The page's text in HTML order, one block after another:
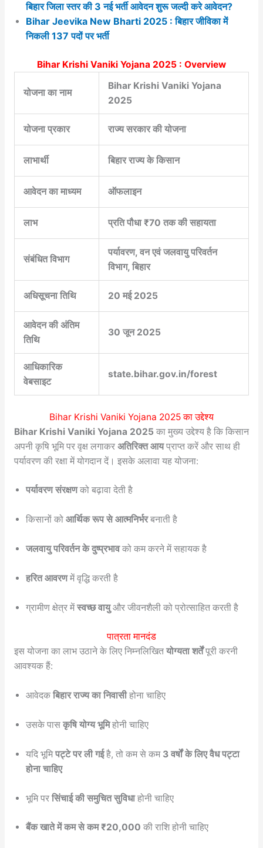
बिहार जिला स्तर की 3 नई भर्ती आवेदन शुरू जल्दी करे आवेदन?
Bihar Jeevika New Bharti 2025 : बिहार जीविका में
निकली 137 पदों पर भर्ती
Bihar Krishi Vaniki Yojana 2025 : Overview
योजना का नाम
Bihar Krishi Vaniki Yojana
2025
योजना प्रकार राज्य सरकार की योजना
लाभार्थी बिहार राज्य के किसान
आवेदन का माध्यम ऑफलाइन
लाभ प्रति पौधा ₹70 तक की सहायता
संबंधित विभाग
पर्यावरण, वन एवं जलवायु परिवर्तन
विभाग, बिहार
अधिसूचना तिथि 20 मई 2025
आवेदन की अंतिम
तिथि
30 जून 2025
आधिकारिक
वेबसाइट
state.bihar.gov.in/forest
Bihar Krishi Vaniki Yojana 2025 का उद्देश्य
Bihar Krishi Vaniki Yojana 2025 का मुख्य उद्देश्य है कि किसान
अपनी कृषि भूमि पर वृक्ष लगाकर अतिरिक्त आयप्राप्त करें और साथ ही
पर्यावरण की रक्षा में योगदान दें। इसके अलावा यह योजना:
पर्यावरण संरक्षणको बढ़ावा देती है
किसानों को आर्थिक रूप से आत्मनिर्भरबनाती है
जलवायु परिवर्तन के दुष्प्रभावको कम करने में सहायक है
हरित आवरणमें वृद्धि करती है
ग्रामीण क्षेत्र मेंस्वच्छ वायुऔर जीवनशैली को प्रोत्साहित करती है
पात्रता मानदंड
इस योजना का लाभ उठाने के लिए निम्नलिखित योग्यता शर्तेंपूरी करनी
आवश्यक हैं:
आवेदक बिहार राज्य का निवासीहोना चाहिए
उसके पास कृषि योग्य भूमिहोनी चाहिए
यदि भूमिपट्टे पर ली गईहै, तो कम से कम 3 वर्षों के लिए वैध पट्टा
होना चाहिए
भूमि पर सिंचाई की समुचित सुविधाहोनी चाहिए
बैंक खाते में कम से कम ₹20,000 की राशि होनी चाहिए